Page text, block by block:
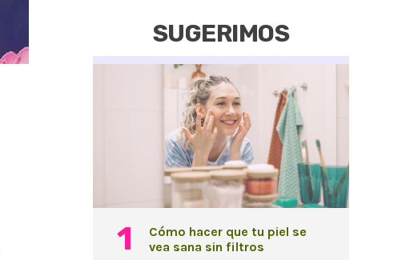
SUGERIMOS
Cómo hacer que tu piel se
vea sana sin filtros